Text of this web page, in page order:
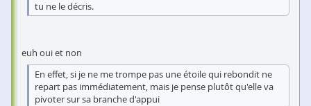
tu ne le décris.
euh oui et non
En effet, si je ne me trompe pas une étoile qui rebondit ne
repart pas immédiatement, mais je pense plutôt qu'elle va
pivoter sur sa branche d'appui